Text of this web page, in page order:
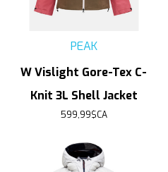
PEAK
W Vislight Gore-Tex C-
Knit 3L Shell Jacket
599,99$CA